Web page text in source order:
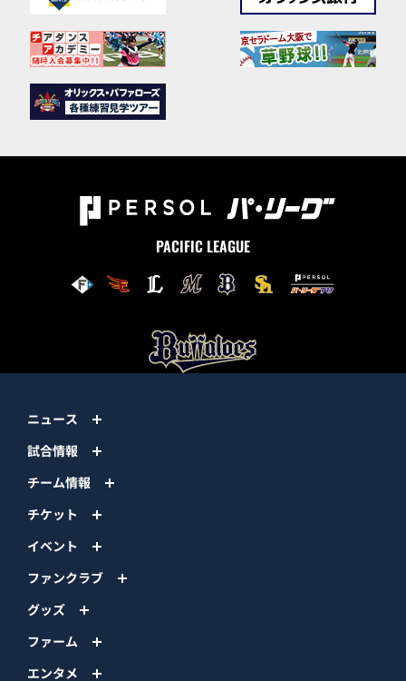
PACIFIC LEAGUE
ニュース
試合情報
チーム情報
チケット
イベント
ファンクラブ
グッズ
ファーム
エンタメ